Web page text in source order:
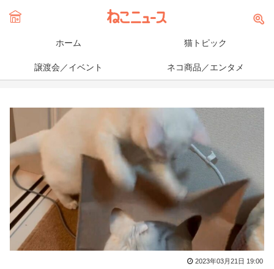
ホーム 猫トピック
譲渡会／イベント ネコ商品／エンタメ
2023年03月21日 19:00